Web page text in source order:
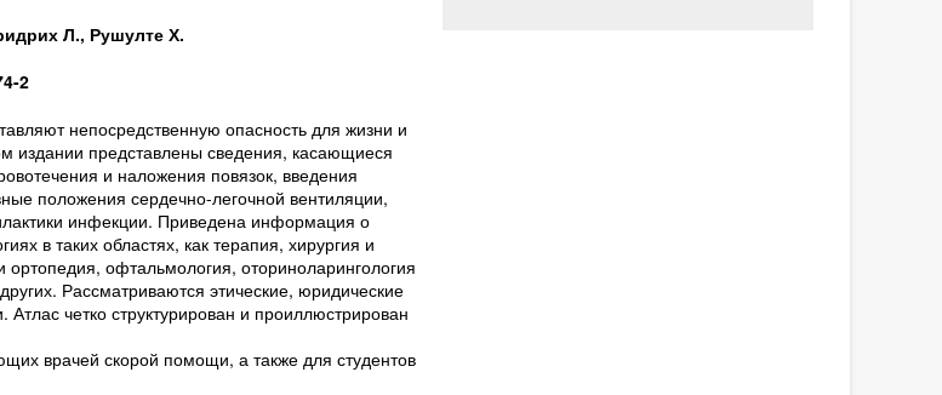
Л., Рушулте Х.
2
непосредственную опасность для жизни и
издании представлены сведения, касающиеся
и наложения повязок, введения
положения сердечно-легочной вентиляции,
инфекции. Приведена информация о
в таких областях, как терапия, хирургия и
ортопедия, офтальмология, оториноларингология
Рассматриваются этические, юридические
четко структурирован и проиллюстрирован
врачей скорой помощи, а также для студентов